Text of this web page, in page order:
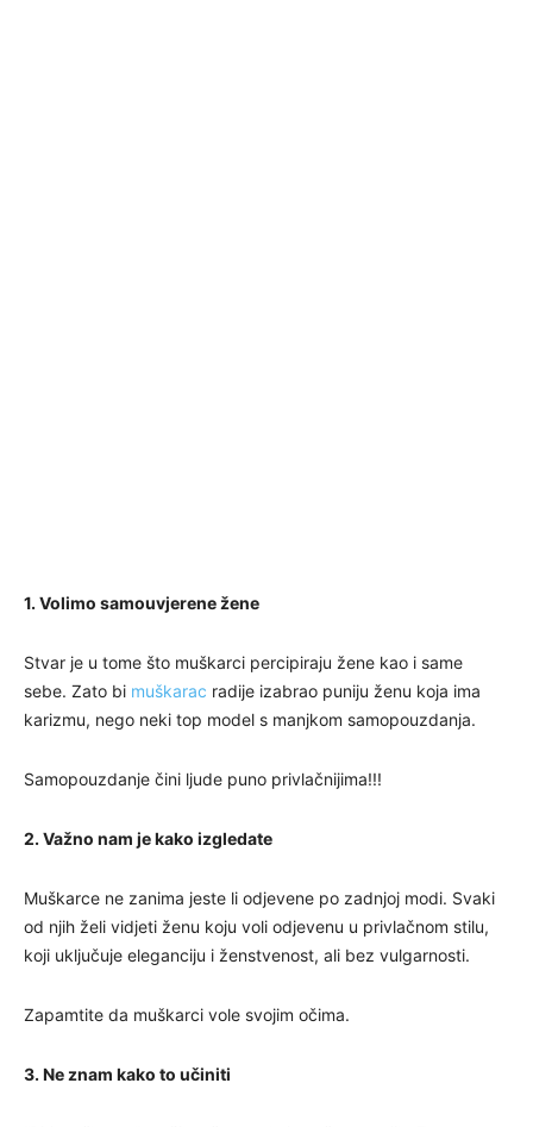
1. Volimo samouvjerene žene
Stvar je u tome što muškarci percipiraju žene kao i same
sebe. Zato bi muškarac radije izabrao puniju ženu koja ima
karizmu, nego neki top model s manjkom samopouzdanja.
Samopouzdanje čini ljude puno privlačnijima!!!
2. Važno nam je kako izgledate
Muškarce ne zanima jeste li odjevene po zadnjoj modi. Svaki
od njih želi vidjeti ženu koju voli odjevenu u privlačnom stilu,
koji uključuje eleganciju i ženstvenost, ali bez vulgarnosti.
Zapamtite da muškarci vole svojim očima.
3. Ne znam kako to učiniti